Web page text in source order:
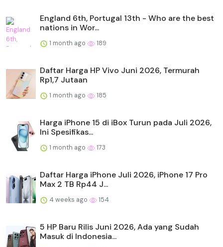
England 6th, Portugal 13th - Who are the best
nations in Wor...
1 month ago 189
Daftar Harga HP Vivo Juni 2026, Termurah
Rp1,7 Jutaan
1 month ago 185
Harga iPhone 15 di iBox Turun pada Juli 2026,
Ini Spesifikas...
1 month ago 173
Daftar Harga iPhone Juli 2026, iPhone 17 Pro
Max 2 TB Rp44 J...
4 weeks ago 154
5 HP Baru Rilis Juni 2026, Ada yang Sudah
Masuk di Indonesia...